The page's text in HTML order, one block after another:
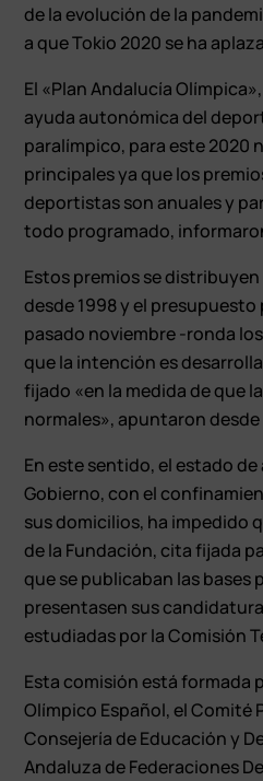
de la evolución de la
a que Tokio 2020 se ha
El «Plan Andalucía
ayuda autonómica del
paralímpico, para este 2020
principales ya que los
deportistas son anuales y
todo programado,
Estos premios se
desde 1998 y el presupuesto
pasado noviembre -ronda
que la intención es
fijado «en la medida de que
normales», apuntaron
En este sentido, el estado
Gobierno, con el
sus domicilios, ha impedido
de la Fundación, cita fijada
que se publicaban las bases
presentasen sus
estudiadas por la Comisión
Esta comisión está formada
Olímpico Español, el Comité
Consejería de Educación y
Andaluza de Federaciones